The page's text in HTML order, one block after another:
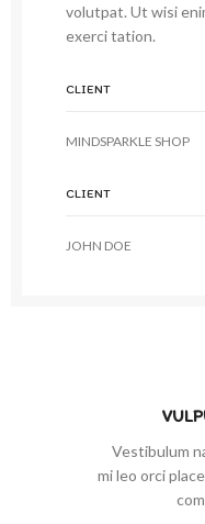
volutpat. Ut wisi
exerci tation.
CLIENT
MINDSPARKLE SHOP
CLIENT
JOHN DOE
Vestibulum
mi leo orci